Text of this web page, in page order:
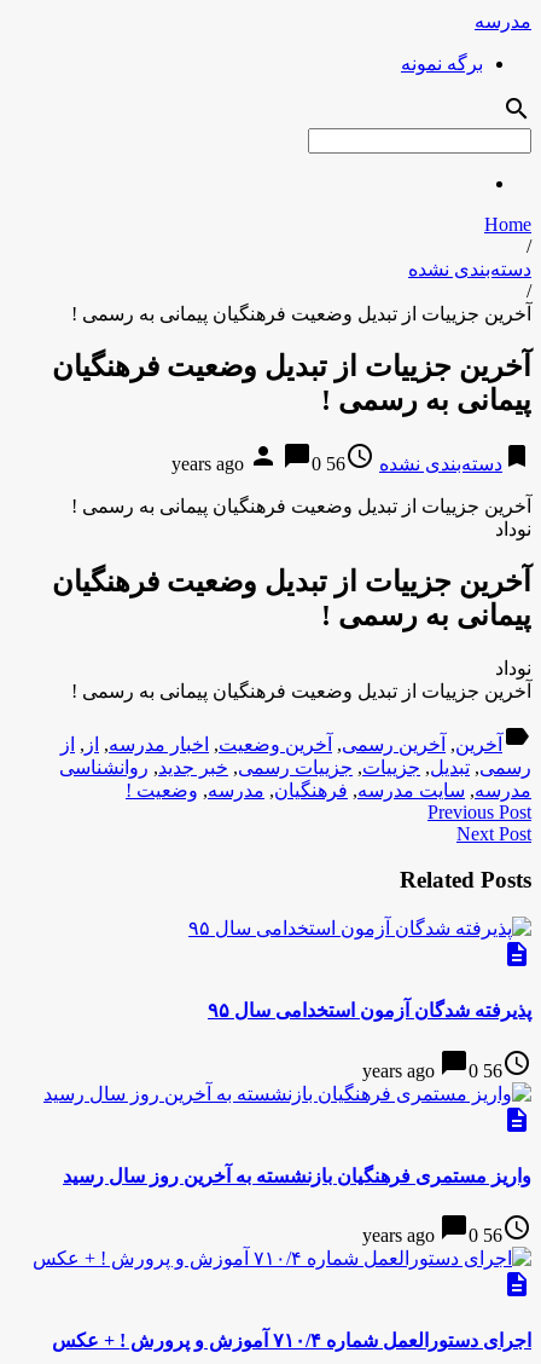
مدرسه
برگه نمونه
search
Home
/
دسته‌بندی نشده
/
آخرین جزییات از تبدیل وضعیت فرهنگیان پیمانی به رسمی !
آخرین جزییات از تبدیل وضعیت فرهنگیان
پیمانی به رسمی !
bookmark دسته‌بندی نشده access_time
56 years ago
person chat_bubble0
آخرین جزییات از تبدیل وضعیت فرهنگیان پیمانی به رسمی !
نوداد
آخرین جزییات از تبدیل وضعیت فرهنگیان
پیمانی به رسمی !
نوداد
آخرین جزییات از تبدیل وضعیت فرهنگیان پیمانی به رسمی !
label آخرین, آخرین رسمی, آخرین وضعیت, اخبار مدرسه, از , از
رسمی, تبدیل, جزییات, جزییات رسمی, خبر جدید, روانشناسی
مدرسه, سایت مدرسه, فرهنگیان, مدرسه, وضعیت !
Previous Post
Next Post
Related Posts
description
پذیرفته شدگان آزمون استخدامی سال ۹۵
access_time
56 years ago
chat_bubble0
description
واریز مستمری فرهنگیان بازنشسته به آخرین روز سال رسید
access_time
56 years ago
chat_bubble0
description
اجرای دستورالعمل شماره ۷۱۰/۴ آموزش و پرورش ! + عکس